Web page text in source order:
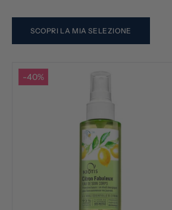
SCOPRI LA MIA SELEZIONE
-40%